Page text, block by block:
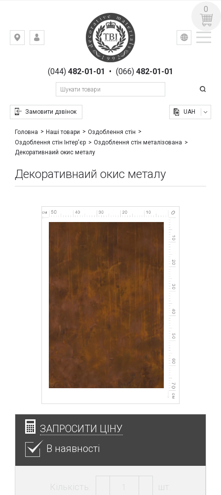
Київ,
Гоголівська,(044)482-01-01 • (066) 482-01-01
Замовити дзвінок
УКР РУС
UAH
0
Головна Наші товари
Оздоблення стін
Оздоблення стін Інтер'єр
Оздоблення стін металізована
Декоративнаий окис металу
Декоративнаий окис металу
ЗАПРОСИТИ ЦІНУ
В наявності
Кількість: шт.